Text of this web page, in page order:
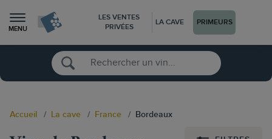
MENU
LES VENTES
PRIVÉES
LA CAVE PRIMEURS
Accueil La cave France Bordeaux